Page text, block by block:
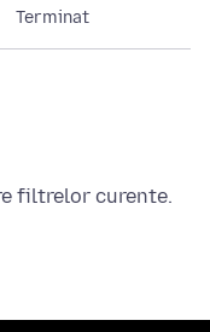
Terminat
filtrelor curente.